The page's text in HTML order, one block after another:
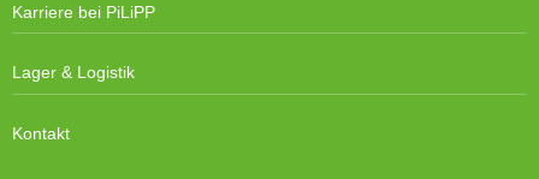
Karriere bei PiLiPP
Lager & Logistik
Kontakt